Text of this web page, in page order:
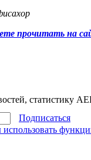
прочитать на
статистику
Подписаться